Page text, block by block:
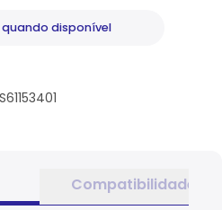
quando disponível
Compatibilidade